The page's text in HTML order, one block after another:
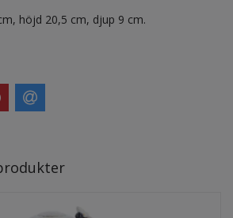
höjd 20,5 cm, djup 9 cm.